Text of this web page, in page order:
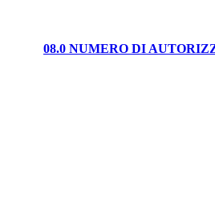
08.0 NUMERO DI